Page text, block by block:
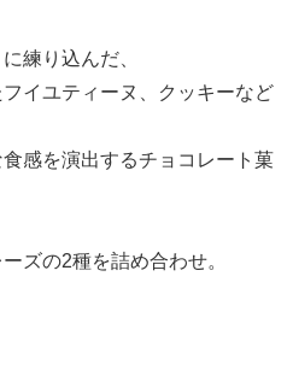
練り込んだ、
イユティーヌ、クッキーなど
感を演出するチョコレート菓
ズの2種を詰め合わせ。